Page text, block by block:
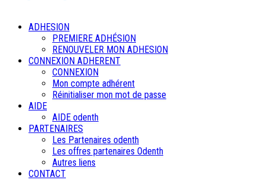
ADHESION
PREMIERE ADHÉSION
RENOUVELER MON ADHESION
CONNEXION ADHERENT
CONNEXION
Mon compte adhérent
Réinitialiser mon mot de passe
AIDE
AIDE odenth
PARTENAIRES
Les Partenaires odenth
Les offres partenaires Odenth
Autres liens
CONTACT